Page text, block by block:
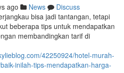
ago News
Discuss
bisa jadi tantangan, tetapi
beberapa tips untuk mendapatkan
membandingkan tarif di
42250924/hotel-murah-
inilah-tips-mendapatkan-harga-